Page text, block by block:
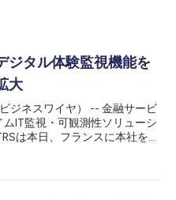
ジタル体験監視機能を
大
ジネスワイヤ） -- 金融サービ
IT監視・可観測性ソリューシ
は本日、フランスに本社を置
機能が強化され、欧州市場